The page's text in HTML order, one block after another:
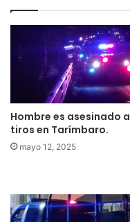
Hombre es asesinado a
tiros en Tarímbaro.
mayo 12, 2025